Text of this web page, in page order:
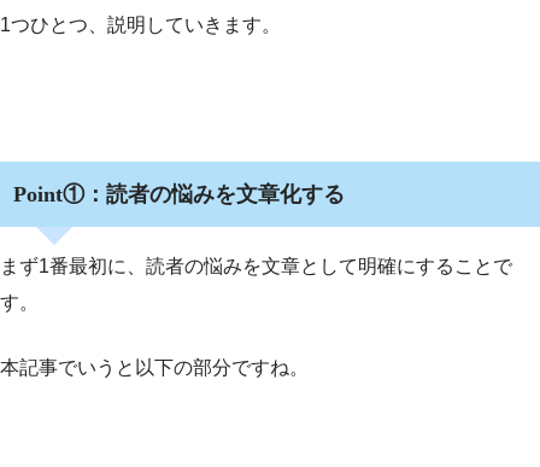
1つひとつ、説明していきます。
Point①：読者の悩みを文章化する
まず1番最初に、読者の悩みを文章として明確にすることで
す。
本記事でいうと以下の部分ですね。